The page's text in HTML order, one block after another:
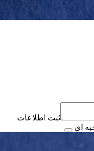
ثبت اطلاعات
ای